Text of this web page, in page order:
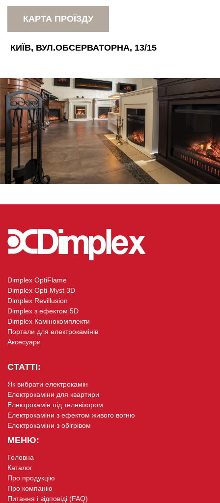
КАРТА ПРОЇЗДУ
КИЇВ, ВУЛ.ОБСЕРВАТОРНА, 13/15
Dimplex OptiFlame
Dimplex Opti-Myst 3D
Dimplex Revillusion
Dimplex з ефектом 5D
Dimplex Камінокомплекти
Портали для електрокамінів
Аксесуари
СТАТТІ:
Як вибрати електрокамін
Електрокаміни для квартири
Електрокамін під телевізором
Електрокаміни з ефектом живого вогню
Електрокаміни з обігрівом
МЕНЮ:
Головна
Каталог
Про продукцію
Про компанію
Питання і відповіді (FAQ)